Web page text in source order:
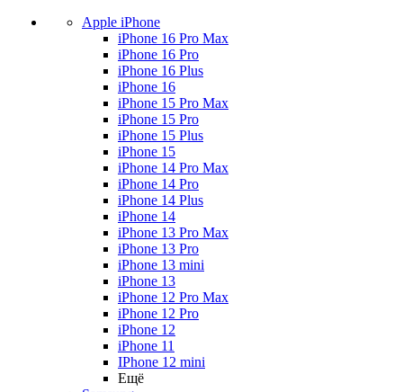
Apple iPhone
iPhone 16 Pro Max
iPhone 16 Pro
iPhone 16 Plus
iPhone 16
iPhone 15 Pro Max
iPhone 15 Pro
iPhone 15 Plus
iPhone 15
iPhone 14 Pro Max
iPhone 14 Pro
iPhone 14 Plus
iPhone 14
iPhone 13 Pro Max
iPhone 13 Pro
iPhone 13 mini
iPhone 13
iPhone 12 Pro Max
iPhone 12 Pro
iPhone 12
iPhone 11
IPhone 12 mini
Ещё